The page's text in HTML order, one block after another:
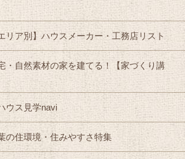
リア別】ハウスメーカー・工務店リスト
・自然素材の家を建てる！【家づくり講
ウス見学navi
の住環境・住みやすさ特集